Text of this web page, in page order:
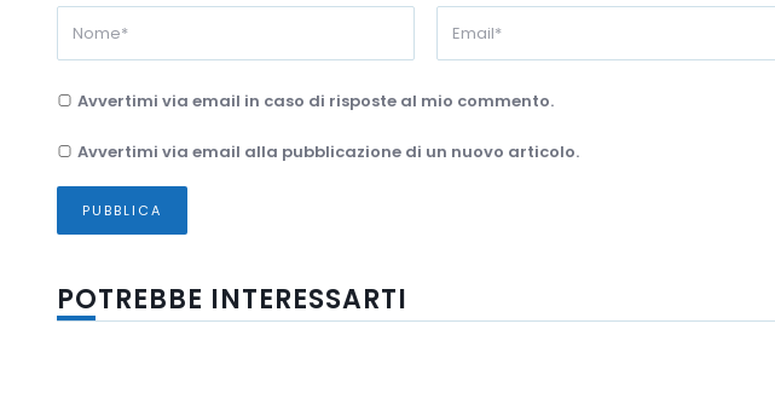
Avvertimi via email in caso di risposte al mio commento.
Avvertimi via email alla pubblicazione di un nuovo articolo.
POTREBBE INTERESSARTI